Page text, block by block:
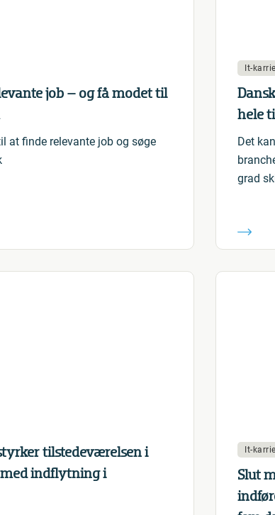
job – og få modet til
at finde relevante job og søge
It-
hele
Det
grad
tilstedeværelsen i
indflytning i
It-
Slut